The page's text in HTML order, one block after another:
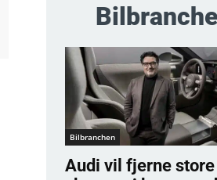
Bilbranchen
Audi vil fjerne store